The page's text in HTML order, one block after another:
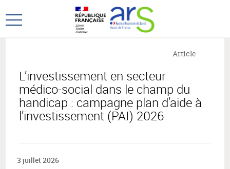
au
menu
au
contenu
Ouvrir
L’investissement en secteur
médico-social dans le champ du
handicap : campagne plan d’aide à
l’investissement (PAI) 2026
Article
3 juillet 2026